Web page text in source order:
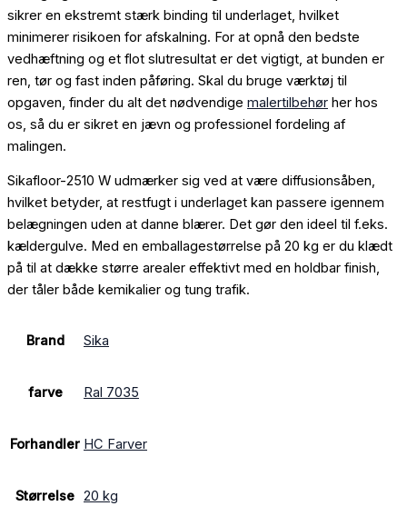
sikrer en ekstremt stærk binding til underlaget, hvilket
minimerer risikoen for afskalning. For at opnå den bedste
vedhæftning og et flot slutresultat er det vigtigt, at bunden er
ren, tør og fast inden påføring. Skal du bruge værktøj til
opgaven, finder du alt det nødvendige malertilbehør her hos
os, så du er sikret en jævn og professionel fordeling af
malingen.
Sikafloor-2510 W udmærker sig ved at være diffusionsåben,
hvilket betyder, at restfugt i underlaget kan passere igennem
belægningen uden at danne blærer. Det gør den ideel til f.eks.
kældergulve. Med en emballagestørrelse på 20 kg er du klædt
på til at dække større arealer effektivt med en holdbar finish,
der tåler både kemikalier og tung trafik.
Brand Sika
farve Ral 7035
Forhandler HC Farver
Størrelse 20 kg